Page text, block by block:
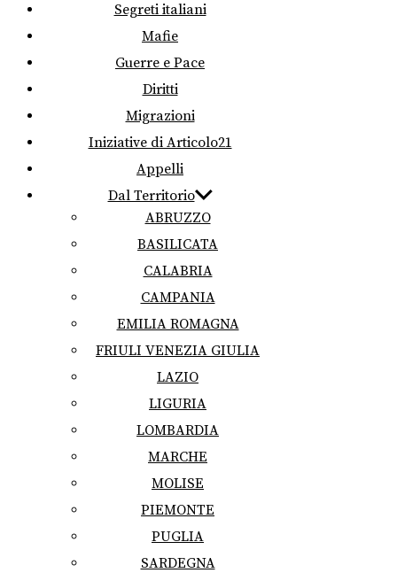
Segreti italiani
Mafie
Guerre e Pace
Diritti
Migrazioni
Iniziative di Articolo21
Appelli
Dal Territorio
ABRUZZO
BASILICATA
CALABRIA
CAMPANIA
EMILIA ROMAGNA
FRIULI VENEZIA GIULIA
LAZIO
LIGURIA
LOMBARDIA
MARCHE
MOLISE
PIEMONTE
PUGLIA
SARDEGNA